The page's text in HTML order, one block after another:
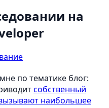
на
по тематике блог:
собственный
наибольшее